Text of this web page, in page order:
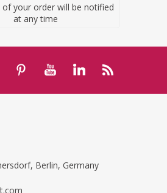
of your order will be notified
at any time
Berlin, Germany